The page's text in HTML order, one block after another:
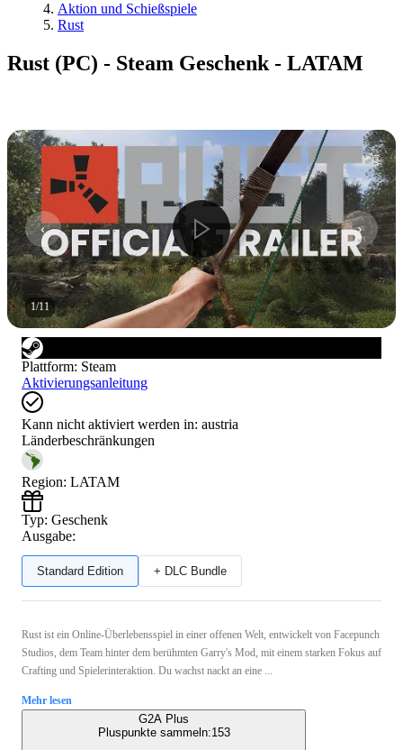
Aktion und Schießspiele
Rust
Rust (PC) - Steam Geschenk - LATAM
1/11
Plattform: Steam
Aktivierungsanleitung
Kann nicht aktiviert werden in: austria
Länderbeschränkungen
Region: LATAM
Typ: Geschenk
Ausgabe:
Standard Edition + DLC Bundle
Rust ist ein Online-Überlebensspiel in einer offenen Welt, entwickelt von Facepunch
Studios, dem Team hinter dem berühmten Garry's Mod, mit einem starken Fokus auf
Crafting und Spielerinteraktion. Du wachst nackt an eine ...
Mehr lesen
G2A Plus
Pluspunkte sammeln:153